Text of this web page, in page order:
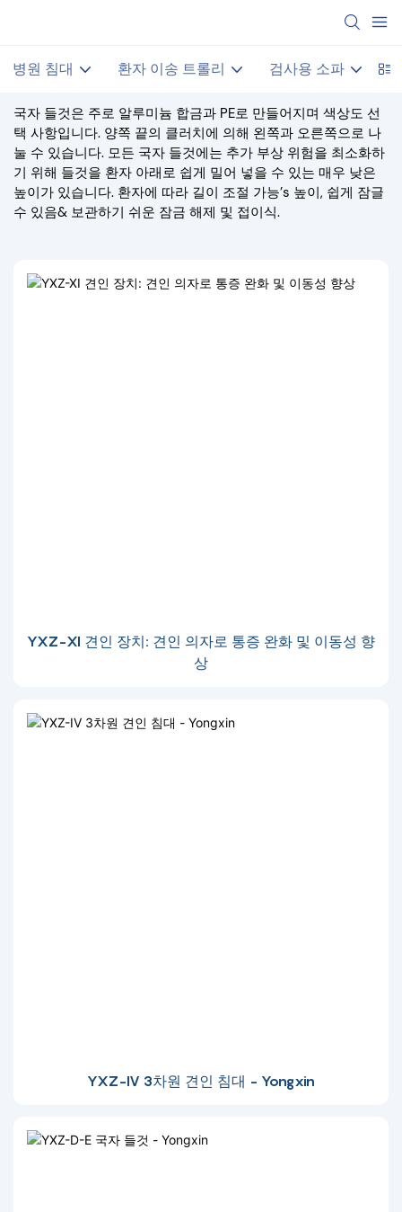
병원 침대 환자 이송 트롤리 검사용 소파
국자 들것은 주로 알루미늄 합금과 PE로 만들어지며 색상도 선
택 사항입니다. 양쪽 끝의 클러치에 의해 왼쪽과 오른쪽으로 나
눌 수 있습니다. 모든 국자 들것에는 추가 부상 위험을 최소화하
기 위해 들것을 환자 아래로 쉽게 밀어 넣을 수 있는 매우 낮은
높이가 있습니다. 환자에 따라 길이 조절 가능’s 높이, 쉽게 잠글
수 있음& 보관하기 쉬운 잠금 해제 및 접이식.
YXZ-XI 견인 장치: 견인 의자로 통증 완화 및 이동성 향
상
YXZ-IV 3차원 견인 침대 - Yongxin